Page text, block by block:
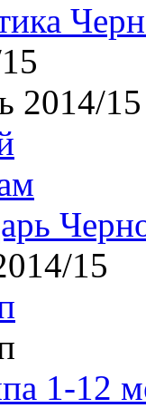
2014/15
15
1-12